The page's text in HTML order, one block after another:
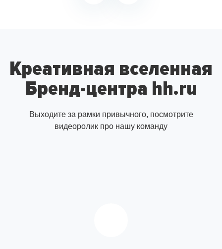
Креативная вселенная
Бренд-центра hh.ru
Выходите за рамки привычного, посмотрите
видеоролик про нашу команду